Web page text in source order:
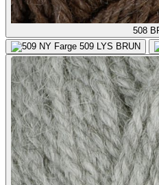
508
509 LYS BRUN